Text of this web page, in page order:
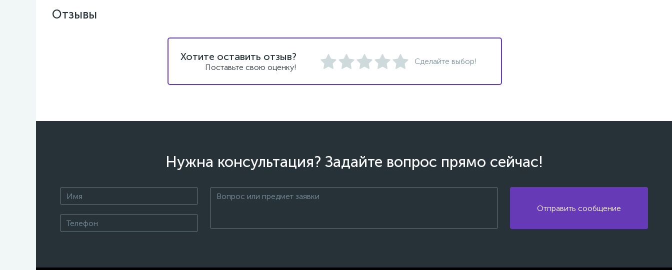
Отзывы
Хотите оставить отзыв?
Поставьте свою оценку!
Сделайте выбор!
Нужна консультация? Задайте вопрос прямо сейчас!
Отправить сообщение